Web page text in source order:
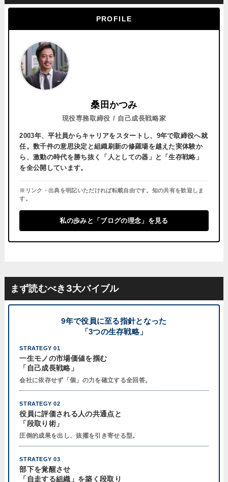
PROFILE
桑田かつみ
現役専務取締役 / 自己成長戦略家
2003年、平社員からキャリアをスタートし、 9年で取締役へ就
任。数千件の意思決定と組織刷新の修羅場を越えた実体験か
ら、激動の時代を勝ち抜く「人としての器」と「生存戦略」
を全公開しています。
※リンク・出典を明記いただければ転載自由です。知の共有を歓迎しま
す。
私の歩みと「ブログの理念」を見る
まず読むべき3大バイブル
9年で役員に至る指針となった
「3つの生存戦略」
STRATEGY 01
一生モノの市場価値を掴む
「自己成長戦略」
会社に依存せず「個」の力を確立する全回答。
STRATEGY 02
役員に評価される人の共通点と
「段取り術」
圧倒的成果を出し、抜擢を引き寄せる型。
STRATEGY 03
部下を覚醒させ
「自走する組織」を築く段取り